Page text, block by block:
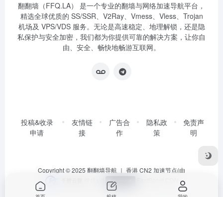
翻翻墙（FFQ.LA） 是一个专业的翻墙与网络加速导航平台，
精选全球优质的 SS/SSR、V2Ray、Vmess、Vless、Trojan
机场及 VPS/VDS 服务。无论是高速稳定、地理解锁，还是隐
私保护与安全加密，我们都为你提供可靠的解决方案，让你自
由、安全、畅快地畅游互联网。
投稿&收录
申请
友情链
接
广告合
作
隐私政
策
免责声
明
Copyright © 2025 翻翻墙导航 ｜ 香港 CN2 加速节点(由